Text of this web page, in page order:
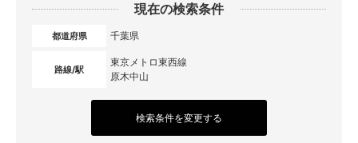
現在の検索条件
都道府県 千葉県
路線/駅
東京メトロ東西線
原木中山
検索条件を変更する